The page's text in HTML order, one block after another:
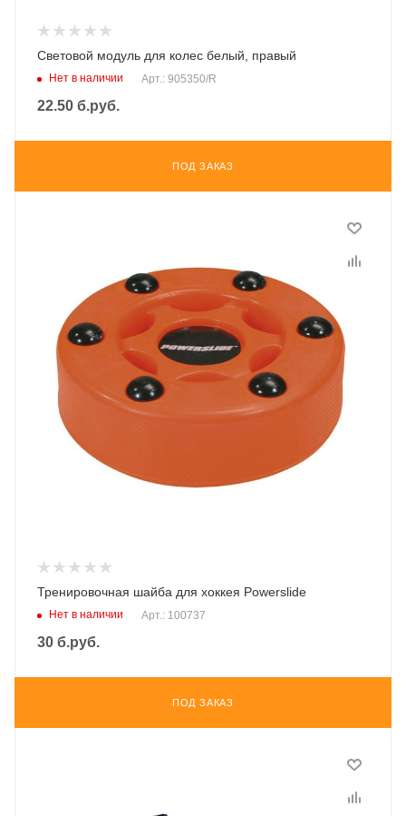
Световой модуль для колес белый, правый
Нет в наличии Арт.: 905350/R
22.50 б.руб.
ПОД ЗАКАЗ
Тренировочная шайба для хоккея Powerslide
Нет в наличии Арт.: 100737
30 б.руб.
ПОД ЗАКАЗ